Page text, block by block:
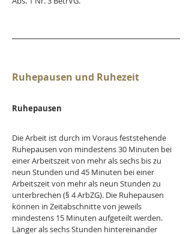
Ruhepausen und Ruhezeit
Ruhepausen
Die Arbeit ist durch im Voraus feststehende
Ruhepausen von mindestens 30 Minuten bei
einer Arbeitszeit von mehr als sechs bis zu
neun Stunden und 45 Minuten bei einer
Arbeitszeit von mehr als neun Stunden zu
unterbrechen (§ 4 ArbZG). Die Ruhepausen
können in Zeitabschnitte von jeweils
mindestens 15 Minuten aufgeteilt werden.
Länger als sechs Stunden hintereinander